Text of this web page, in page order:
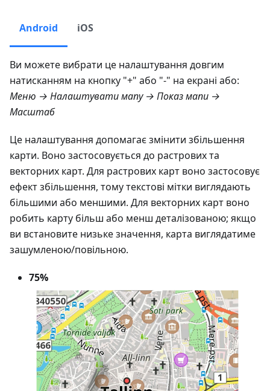
Android iOS
Ви можете вибрати це налаштування довгим
натисканням на кнопку "+" або "-" на екрані або:
Меню → Налаштувати мапу → Показ мапи →
Масштаб
Це налаштування допомагає змінити збільшення
карти. Воно застосовується до растрових та
векторних карт. Для растрових карт воно застосовує
ефект збільшення, тому текстові мітки виглядають
більшими або меншими. Для векторних карт воно
робить карту більш або менш деталізованою; якщо
ви встановите низьке значення, карта виглядатиме
зашумленою/повільною.
75%